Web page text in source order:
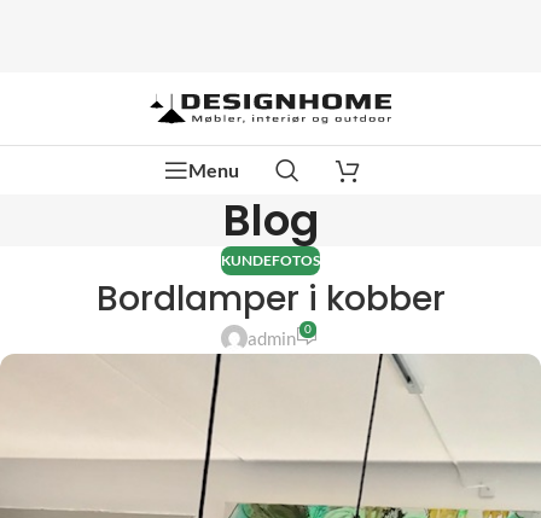
Menu
Blog
KUNDEFOTOS
Bordlamper i kobber
admin 0